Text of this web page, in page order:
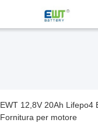
EWT 12,8V 20Ah Lifepo4
Fornitura per motore